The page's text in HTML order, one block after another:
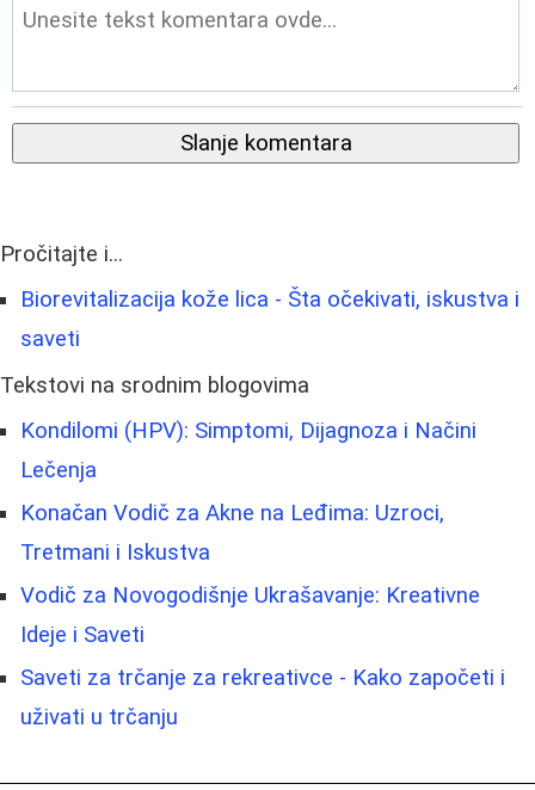
Slanje komentara
Pročitajte i...
Biorevitalizacija kože lica - Šta očekivati, iskustva i
saveti
Tekstovi na srodnim blogovima
Kondilomi (HPV): Simptomi, Dijagnoza i Načini
Lečenja
Konačan Vodič za Akne na Leđima: Uzroci,
Tretmani i Iskustva
Vodič za Novogodišnje Ukrašavanje: Kreativne
Ideje i Saveti
Saveti za trčanje za rekreativce - Kako započeti i
uživati u trčanju